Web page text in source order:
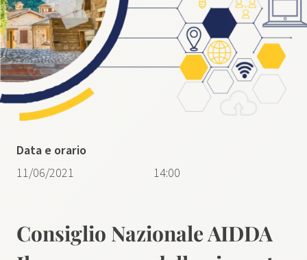
Consiglio Nazionale AIDDA
Data e orario
11/06/2021
14:00